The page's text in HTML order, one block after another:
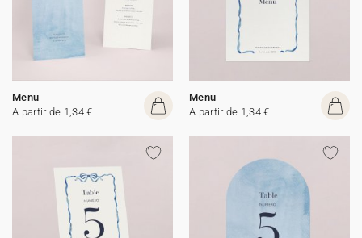
Menu
A partir de 1,34 €
Menu
A partir de 1,34 €